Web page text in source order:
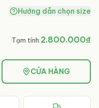
Hướng dẫn chọn size
Tạm tính:2.800.000₫
CỬA HÀNG